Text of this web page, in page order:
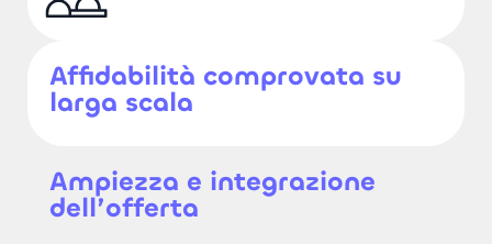
Affidabilità comprovata su
larga scala
Ampiezza e integrazione
dell’offerta